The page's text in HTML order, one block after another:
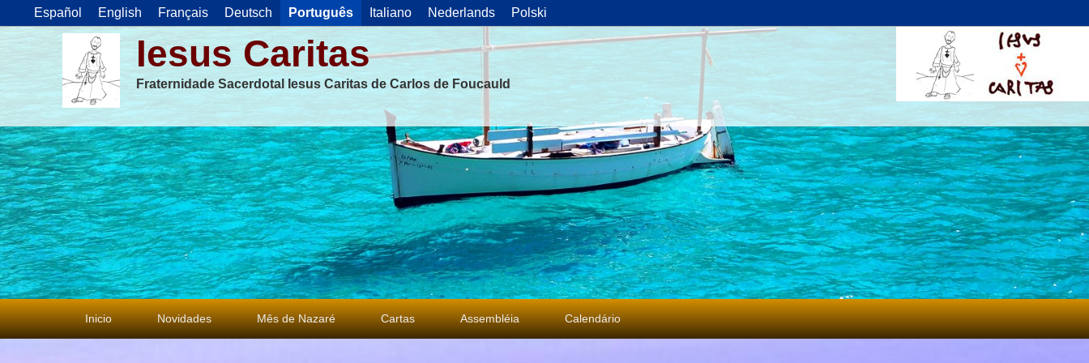
Español English Français Deutsch Português Italiano Nederlands Polski
Iesus Caritas
Fraternidade Sacerdotal Iesus Caritas de Carlos de Foucauld
Menu
principal
Inicio Novidades Mês de Nazaré Cartas Assembléia Calendário